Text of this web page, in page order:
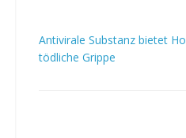
Antivirale Substanz bietet
tödliche Grippe